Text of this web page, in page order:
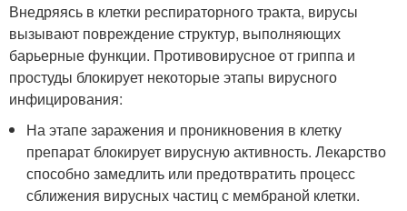
Внедряясь в клетки респираторного тракта, вирусы
вызывают повреждение структур, выполняющих
барьерные функции. Противовирусное от гриппа и
простуды блокирует некоторые этапы вирусного
инфицирования:
На этапе заражения и проникновения в клетку
препарат блокирует вирусную активность. Лекарство
способно замедлить или предотвратить процесс
сближения вирусных частиц с мембраной клетки.